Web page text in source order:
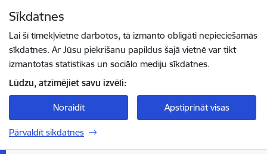
Sīkdatnes
Lai šī tīmekļvietne darbotos, tā izmanto obligāti nepieciešamās
sīkdatnes. Ar Jūsu piekrišanu papildus šajā vietnē var tikt
izmantotas statistikas un sociālo mediju sīkdatnes.
Lūdzu, atzīmējiet savu izvēli:
Noraidīt Apstiprināt visas
Pārvaldīt sīkdatnes